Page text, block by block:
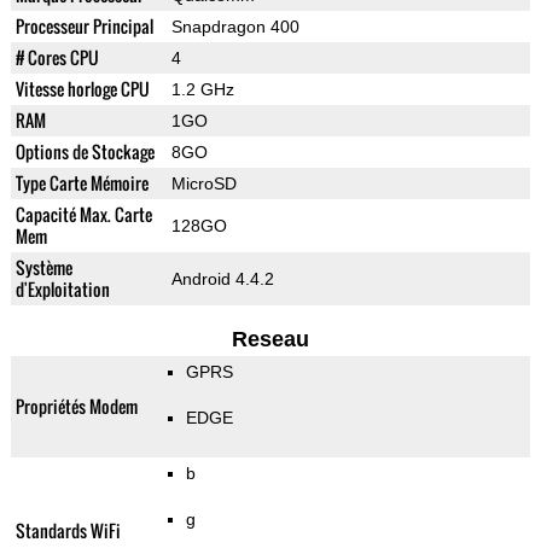
Processeur Principal Snapdragon 400
# Cores CPU 4
Vitesse horloge CPU 1.2 GHz
RAM 1GO
Options de Stockage 8GO
Type Carte Mémoire MicroSD
Capacité Max. Carte
Mem
128GO
Système
d'Exploitation
Android 4.4.2
Reseau
Propriétés Modem
GPRS
EDGE
Standards WiFi
b
g